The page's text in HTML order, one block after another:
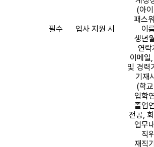
(아이
패스
필수 입사 지원 시 이
생년
연락
이메일,
및 경력
기재
(학
입학
졸업
전공,
업무
직위
재직